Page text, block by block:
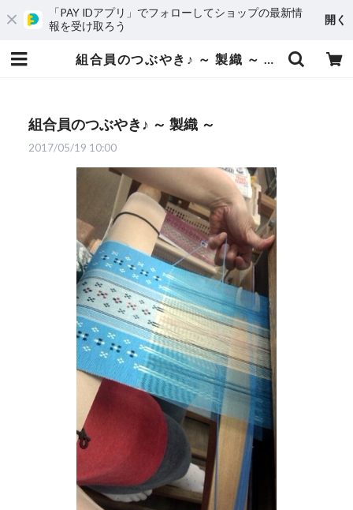
「PAY IDアプリ」でフォローしてショップの最新情
報を受け取ろう
開く
組合員のつぶやき♪ ～ 製織 ～ | 知花花織プロジェクト
組合員のつぶやき♪ ～ 製織 ～
2017/05/19 10:00